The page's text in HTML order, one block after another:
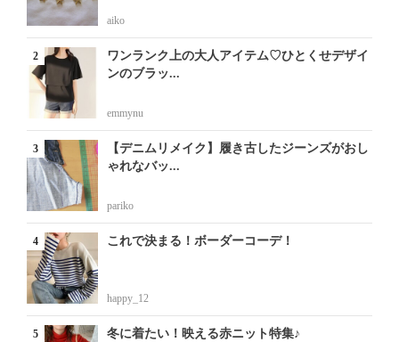
aiko
ワンランク上の大人アイテム♡ひとくせデザイ
ンのブラッ...
emmynu
【デニムリメイク】履き古したジーンズがおし
ゃれなバッ...
pariko
これで決まる！ボーダーコーデ！
happy_12
冬に着たい！映える赤ニット特集♪